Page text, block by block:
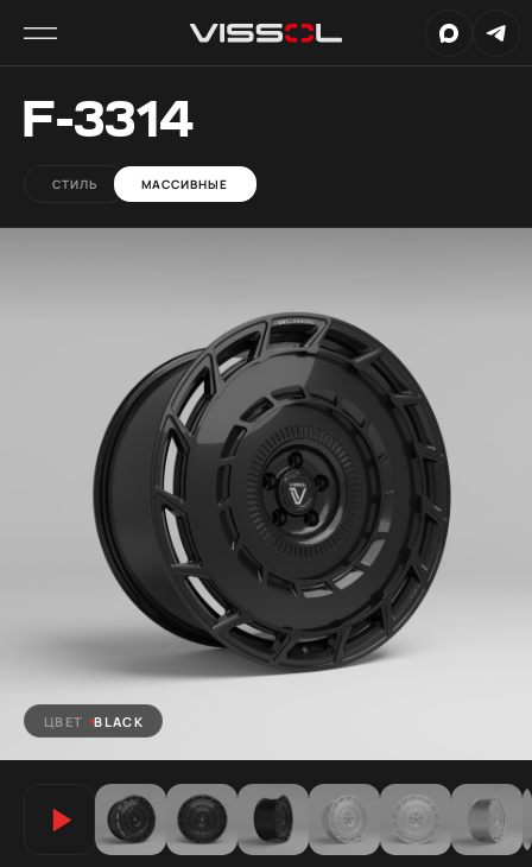
F-3314
СТИЛЬ МАССИВНЫЕ
ЦВЕТ BLACK